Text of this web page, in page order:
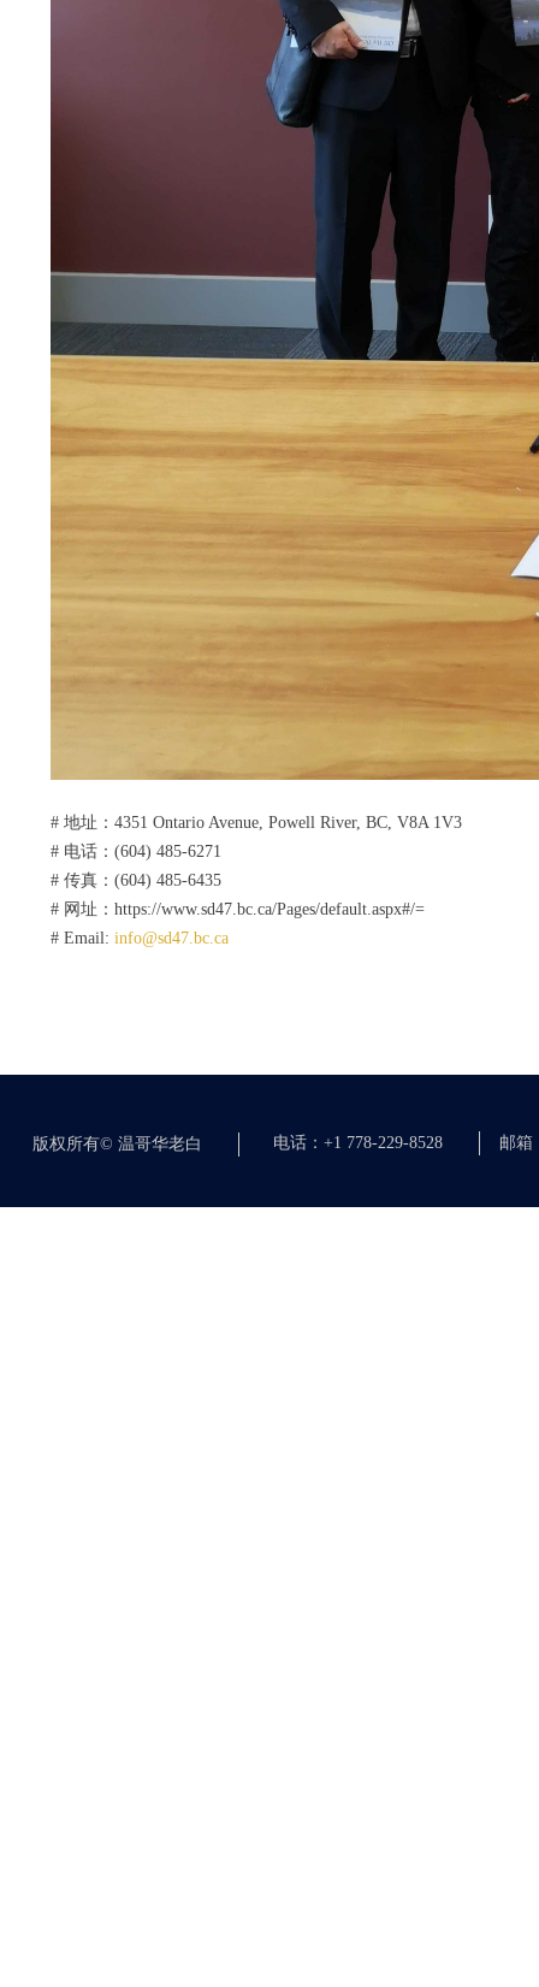
# 地址：4351 Ontario Avenue, Powell River, BC, V8A 1V3
# 电话：(604) 485-6271
# 传真：(604) 485-6435
# 网址：https://www.sd47.bc.ca/Pages/default.aspx#/=
# Email: info@sd47.bc.ca
邮箱
电话：+1 778-229-8528
版权所有© 温哥华老白